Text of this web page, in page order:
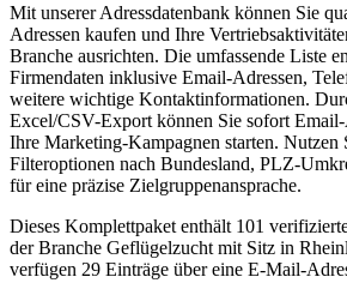
Mit unserer Adressdatenbank können Sie
Adressen kaufen und Ihre
Branche ausrichten. Die umfassende Liste
Firmendaten inklusive Email-Adressen,
weitere wichtige Kontaktinformationen.
Excel/CSV-Export können Sie sofort
Ihre Marketing-Kampagnen starten. Nutzen
Filteroptionen nach Bundesland, PLZ-
für eine präzise Zielgruppenansprache.
Dieses Komplettpaket enthält 101
der Branche Geflügelzucht mit Sitz in
verfügen 29 Einträge über eine E-Mail-